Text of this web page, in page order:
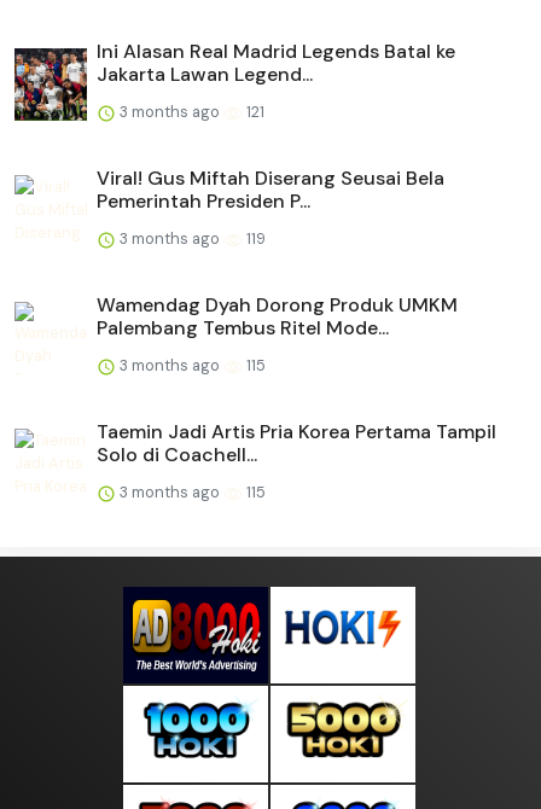
Ini Alasan Real Madrid Legends Batal ke
Jakarta Lawan Legend...
3 months ago 121
Viral! Gus Miftah Diserang Seusai Bela
Pemerintah Presiden P...
3 months ago 119
Wamendag Dyah Dorong Produk UMKM
Palembang Tembus Ritel Mode...
3 months ago 115
Taemin Jadi Artis Pria Korea Pertama Tampil
Solo di Coachell...
3 months ago 115